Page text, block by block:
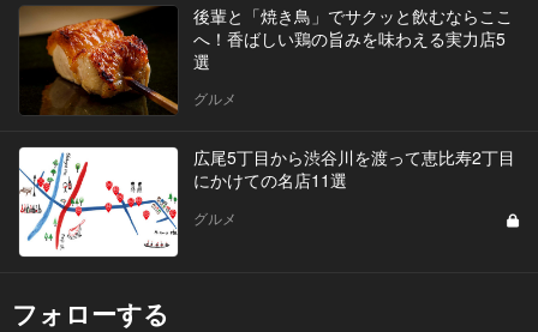
後輩と「焼き鳥」でサクッと飲むならここ
へ！香ばしい鶏の旨みを味わえる実力店5
選
グルメ
広尾5丁目から渋谷川を渡って恵比寿2丁目
にかけての名店11選
グルメ
フォローする